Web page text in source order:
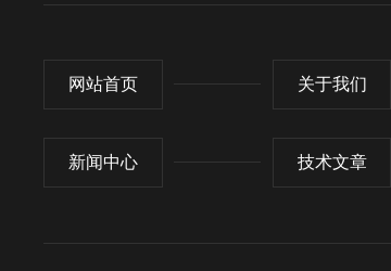
网站首页 关于我们
新闻中心 技术文章